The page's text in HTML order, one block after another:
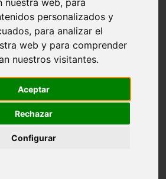
nuestra web, para
personalizados y
para analizar el
web y para comprender
nuestros visitantes.
Aceptar
Rechazar
Configurar
sos
iguña
de-lillet